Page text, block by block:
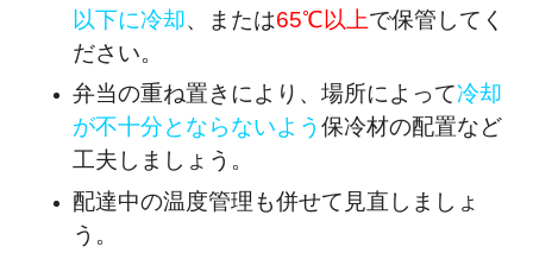
以下に冷却、または65℃以上で保管してく
ださい。
弁当の重ね置きにより、場所によって冷却
が不十分とならないよう保冷材の配置など
工夫しましょう。
配達中の温度管理も併せて見直しましょ
う。